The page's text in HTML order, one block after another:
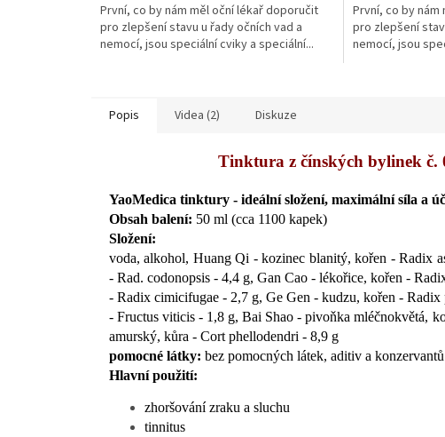
První, co by nám měl oční lékař doporučit
pro zlepšení stavu u řady očních vad a
nemocí, jsou speciální cviky a speciální...
z
5
hvězdiček.
První, co by
pro zlepšení
nemocí, jsou
Popis Videa (2) Diskuze
Tinktura z čínských bylinek
YaoMedica tinktury - ideální složení, maximální síla a
Obsah balení: 50 ml (cca 1100 kapek)
Složení:
voda, alkohol, Huang Qi - kozinec blanitý, kořen - Radix
- Rad. codonopsis - 4,4 g,Gan Cao - lékořice, kořen -
- Radix cimicifugae - 2,7 g,Ge Gen - kudzu, kořen -
- Fructus viticis - 1,8 g,Bai Shao - pivoňka mléčnokvětá,
amurský, kůra - Cort phellodendri - 8,9 g
pomocné látky: bez pomocných látek, aditiv a konzervantů
Hlavní použití:
zhoršování zraku a sluchu
tinnitus